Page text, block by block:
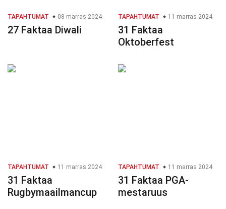
TAPAHTUMAT 08 marras 2024
27 Faktaa Diwali
TAPAHTUMAT 11 marras 2024
31 Faktaa
Oktoberfest
TAPAHTUMAT 11 marras 2024
31 Faktaa
Rugbymaailmancup
TAPAHTUMAT 11 marras 2024
31 Faktaa PGA-
mestaruus